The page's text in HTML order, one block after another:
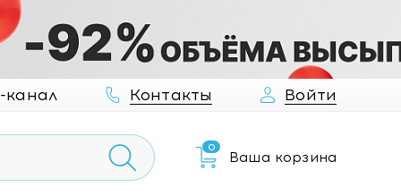
канал Контакты Войти
0
Ваша корзина